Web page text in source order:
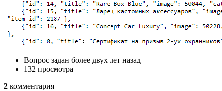
Вопрос задан более двух лет назад
132 просмотра
2 комментария